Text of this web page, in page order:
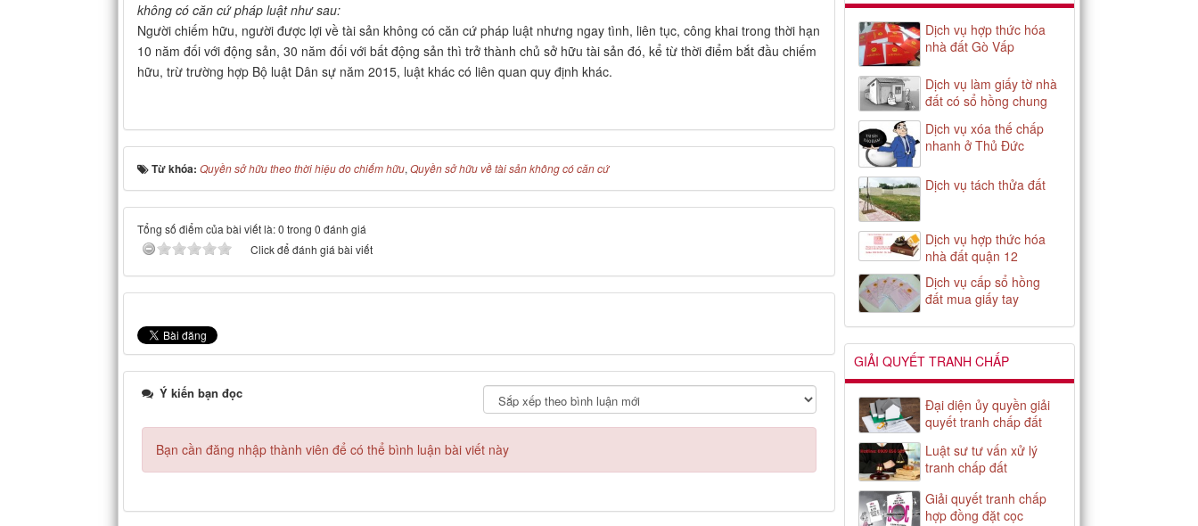
không có căn cứ pháp luật như sau:
Người chiếm hữu, người được lợi về tài sản không có căn cứ pháp luật nhưng ngay tình, liên tục, công khai trong thời hạn
10 năm đối với động sản, 30 năm đối với bất động sản thì trở thành chủ sở hữu tài sản đó, kể từ thời điểm bắt đầu chiếm
hữu, trừ trường hợp Bộ luật Dân sự năm 2015, luật khác có liên quan quy định khác.
Từ khóa: Quyền sở hữu theo thời hiệu do chiếm hữu, Quyền sở hữu về tài sản không có căn cứ
Tổng số điểm của bài viết là: 0 trong 0 đánh giá
Click để đánh giá bài viết
Ý kiến bạn đọc
Bạn cần đăng nhập thành viên để có thể bình luận bài viết này
Dịch vụ hợp thức hóa
nhà đất Gò Vấp
Dịch vụ làm giấy tờ nhà
đất có sổ hồng chung
Dịch vụ xóa thế chấp
nhanh ở Thủ Đức
Dịch vụ tách thửa đất
Dịch vụ hợp thức hóa
nhà đất quận 12
Dịch vụ cấp sổ hồng
đất mua giấy tay
GIẢI QUYẾT TRANH CHẤP
Đại diện ủy quyền giải
quyết tranh chấp đất
Luật sư tư vấn xử lý
tranh chấp đất
Giải quyết tranh chấp
hợp đồng đặt cọc